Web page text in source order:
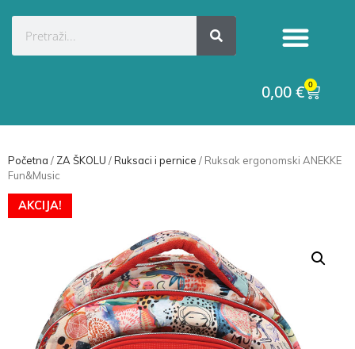
0,00€ 0
Početna / ZA ŠKOLU /Ruksaci i pernice / Ruksak ergonomski ANEKKE
Fun&Music
AKCIJA!